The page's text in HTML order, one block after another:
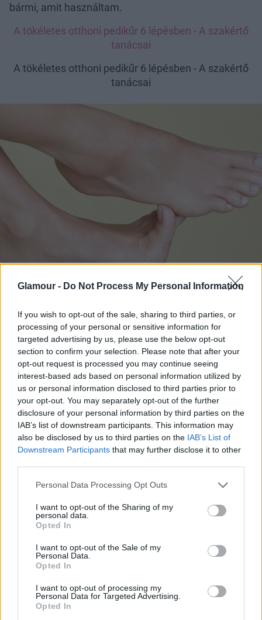
Glamour - Do Not Process My Personal Information
If you wish to opt-out of the sale, sharing to third parties, or
processing of your personal or sensitive information for
targeted advertising by us, please use the below opt-out
section to confirm your selection. Please note that after your
opt-out request is processed you may continue seeing
interest-based ads based on personal information utilized by
us or personal information disclosed to third parties prior to
your opt-out. You may separately opt-out of the further
disclosure of your personal information by third parties on the
IAB’s list of downstream participants. This information may
also be disclosed by us to third parties on the IAB’s List of
Downstream Participants that may further disclose it to other
Please note that this website/app uses one or more Google
not limited to your visit or usage behaviour. You may click to
grant or deny consent to Google and its third-party tags to
use your data for below specified purposes in below Google
consent section.
Personal Data Processing Opt Outs
I want to opt-out of the Sharing of my
personal data.
Opted In
I want to opt-out of the Sale of my
Personal Data.
Opted In
I want to opt-out of processing my
Personal Data for Targeted Advertising.
Opted In
bármi, amit használtam.
A tökéletes otthoni pedikűr 6 lépésben - A szakértő
tanácsai
A tökéletes otthoni pedikűr 6 lépésben - A szakértő
tanácsai
Második pozitívum: Lényegesen kevesebb
tusfürdőt használok el a szivacsnak köszönhetően.
Nem csak habzik, hanem nagyon alaposan tisztít is.
Már akkor is éreztem, hogy sokkal puhább a bőröm,
amikor még vizes voltam, de a selymes bőr érzése a
törölközést követően sem múlt el. Sőt több mint egy
hét használat után általánosságban véve is úgy
érzem, hogy puhább lett a bőröm. A hagyományos
bőrradírozó termékekkel ellentétben, melyeket
nem olvastam, hogy valamiért nem szabadna, ezért
úgy gondoltam nem lehet belőle baj. És szerencsére
nem is lett, sőt. Ha azt mondom, nagyon tisztának
éreztem magam tőle, az furcsán hangzik, hiszen
egy fürdést követően általában így érzi magát
mindenki, viszont én vagyok az, aki naponta 3-4
alkalommal is letusolok, ha szükségét érzem,
szóval, ha én valamire azt mondom, hogy tiszta, az
tényleg tiszta.